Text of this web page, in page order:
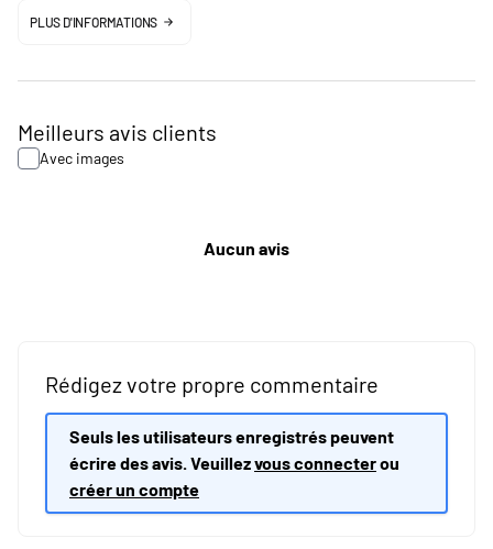
PLUS D'INFORMATIONS
Meilleurs avis clients
Avec images
Aucun avis
Rédigez votre propre commentaire
Seuls les utilisateurs enregistrés peuvent
écrire des avis. Veuillezvous connecterou
créer un compte